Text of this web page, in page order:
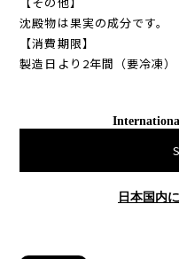
沈殿物は果実の成分です。
【消費期限】
製造日より2年間（要冷凍）
日本国内